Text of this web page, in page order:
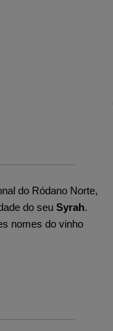
do Ródano Norte,
do seu Syrah.
nomes do vinho